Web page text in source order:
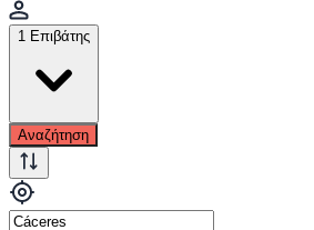
1 Επιβάτης
Αναζήτηση